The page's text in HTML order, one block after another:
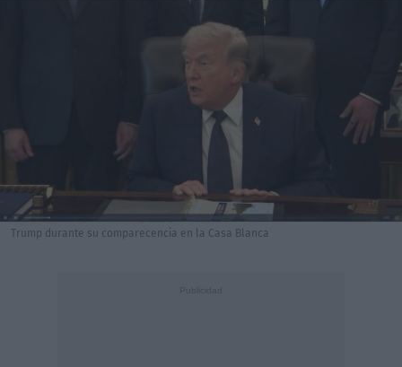
Trump durante su comparecencia en la Casa Blanca